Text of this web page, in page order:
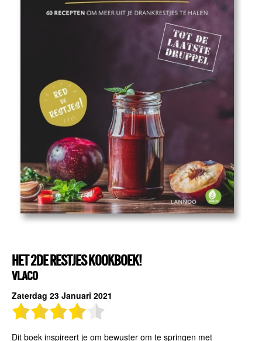
HET 2DE RESTJES KOOKBOEK!
VLACO
Zaterdag 23 Januari 2021
Dit boek inspireert je om bewuster om te springen met